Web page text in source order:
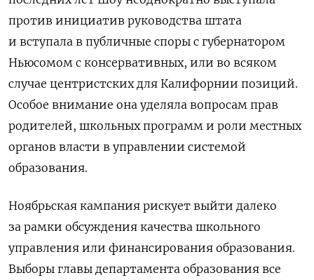
против инициатив руководства штата
и вступала в публичные споры с губернатором
Ньюсомом с консервативных, или во всяком
случае центристских для Калифорнии позиций.
Особое внимание она уделяла вопросам прав
родителей, школьных программ и роли местных
органов власти в управлении системой
образования.
Ноябрьская кампания рискует выйти далеко
за рамки обсуждения качества школьного
управления или финансирования образования.
Выборы главы департамента образования все